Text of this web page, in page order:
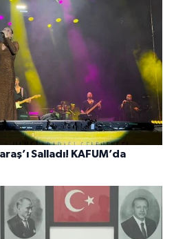
Salladı! KAFUM’da